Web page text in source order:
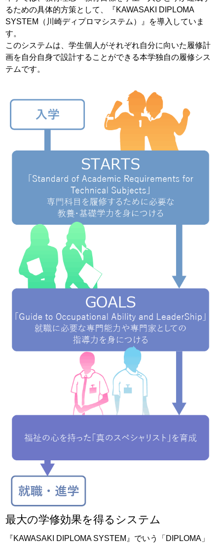
るための具体的方策として、『KAWASAKI DIPLOMA
SYSTEM（川崎ディプロマシステム）』を導入していま
す。
このシステムは、学生個人がそれぞれ自分に向いた履修計
画を自分自身で設計することができる本学独自の履修シス
テムです。
最大の学修効果を得るシステム
『KAWASAKI DIPLOMA SYSTEM』でいう「DIPLOMA」